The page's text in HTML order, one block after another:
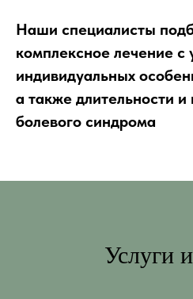
Наши специалисты
комплексное лечение с
индивидуальных
а также длительности и
болевого синдрома
Услуги